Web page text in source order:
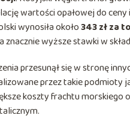
wartości opałowej do
wynosiła około343 zł za
wyższe stawki w
przesunął się w stronę
przez takie podmioty
koszty frachtu morskiego